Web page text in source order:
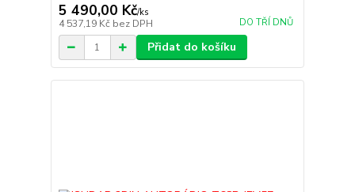
5 490,00 Kč/ks
4 537,19 Kč bez DPH DO TŘÍ DNŮ
Přidat do košíku